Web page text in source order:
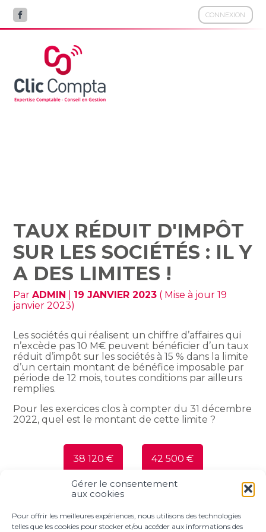
Gérer le consentement
aux cookies
Pour offrir les meilleures expériences, nous utilisons des technologies
telles que les cookies pour stocker et/ou accéder aux informations des
CONNEXION
Aller
contenu
TAUX RÉDUIT D'IMPÔT
SUR LES SOCIÉTÉS : IL Y
A DES LIMITES !
ParADMIN 19 JANVIER 2023 ( Mise à jour 19
janvier 2023)
Les sociétés qui réalisent un chiffre d’affaires qui
n’excède pas 10 M€ peuvent bénéficier d’un taux
réduit d’impôt sur les sociétés à 15 % dans la limite
d’un certain montant de bénéfice imposable par
période de 12 mois, toutes conditions par ailleurs
remplies.
Pour les exercices clos à compter du 31 décembre
2022, quel est le montant de cette limite ?
38 120 € 42 500 €